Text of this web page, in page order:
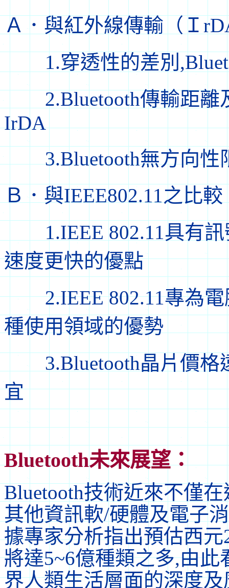
Ａ．與紅外線傳輸（Ｉ
1.穿透性的差別
2.Bluetooth傳輸距離
IrDA
3.Bluetooth無方向性
Ｂ．與IEEE802.11之比較
1.IEEE 802.11具有訊
速度更快的優點
2.IEEE 802.11專為電
種使用領域的優勢
3.Bluetooth晶片價格
宜
Bluetooth未來展望：
Bluetooth技術近來不僅
其他資訊軟/硬體及電子
據專家分析指出預估西
將達5~6億種類之多,由此
界人類生活層面的深度及